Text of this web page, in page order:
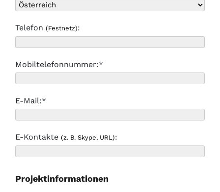
Telefon (Festnetz):
Mobiltelefonnummer:*
E-Mail:*
E-Kontakte (z. B. Skype, URL):
Projektinformationen